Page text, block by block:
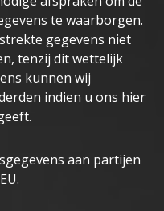
te waarborgen.
gegevens niet
tenzij dit wettelijk
kunnen wij
indien u ons hier
aan partijen